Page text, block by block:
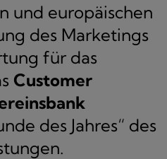
und europäischen
des Marketings
für das
Customer
des Jahres“ des